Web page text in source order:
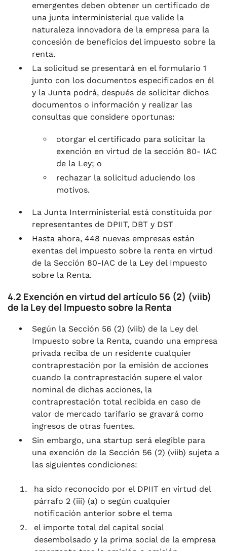
emergentes deben obtener un certificado de
una junta interministerial que valide la
naturaleza innovadora de la empresa para la
concesión de beneficios del impuesto sobre la
renta.
La solicitud se presentará en el formulario 1
junto con los documentos especificados en él
y la Junta podrá, después de solicitar dichos
documentos o información y realizar las
consultas que considere oportunas:
otorgar el certificado para solicitar la
exención en virtud de la sección 80- IAC
de la Ley; o
rechazar la solicitud aduciendo los
motivos.
La Junta Interministerial está constituida por
representantes de DPIIT, DBT y DST
Hasta ahora, 448 nuevas empresas están
exentas del impuesto sobre la renta en virtud
de la Sección 80-IAC de la Ley del Impuesto
sobre la Renta.
4.2 Exención en virtud del artículo 56 (2) (viib)
de la Ley del Impuesto sobre la Renta
Según la Sección 56 (2) (viib) de la Ley del
Impuesto sobre la Renta, cuando una empresa
privada reciba de un residente cualquier
contraprestación por la emisión de acciones
cuando la contraprestación supere el valor
nominal de dichas acciones, la
contraprestación total recibida en caso de
valor de mercado tarifario se gravará como
ingresos de otras fuentes.
Sin embargo, una startup será elegible para
una exención de la Sección 56 (2) (viib) sujeta a
las siguientes condiciones:
ha sido reconocido por el DPIIT en virtud del
párrafo 2 (iii) (a) o según cualquier
notificación anterior sobre el tema
el importe total del capital social
desembolsado y la prima social de la empresa